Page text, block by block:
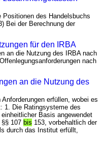
Positionen des Handelsbuchs
Bei der Berechnung der
für den IRBA
an die Nutzung des IRBA nach
nach
an die Nutzung des
erfüllen, wobei es
1. Die Ratingsysteme des
Basis angewendet
§§ 107bis 153, vorbehaltlich der
durch das Institut erfüllt,